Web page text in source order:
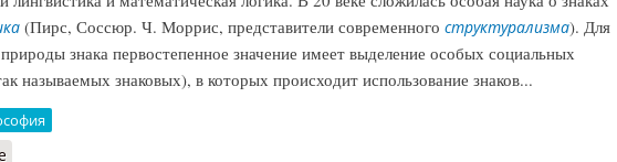
(Пирс, Соссюр. Ч. Моррис, представители современного структурализма). Для
знака первостепенное значение имеет выделение особых социальных
называемых знаковых), в которых происходит использование знаков...